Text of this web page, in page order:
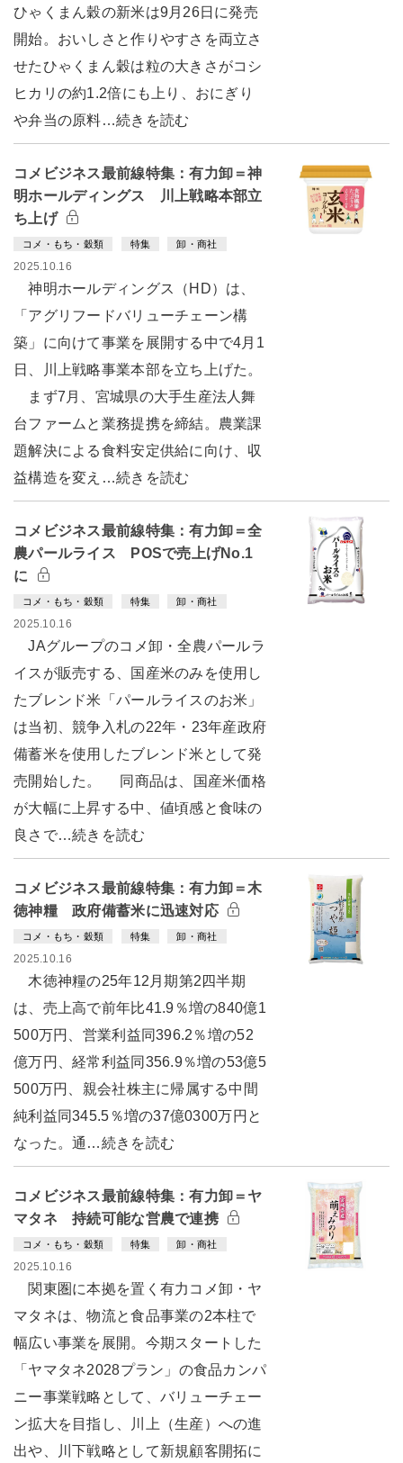
ひゃくまん穀の新米は9月26日に発売
開始。おいしさと作りやすさを両立さ
せたひゃくまん穀は粒の大きさがコシ
ヒカリの約1.2倍にも上り、おにぎり
や弁当の原料…続きを読む
コメビジネス最前線特集：有力卸＝神
明ホールディングス 川上戦略本部立
ち上げ
コメ・もち・穀類 特集 卸・商社
2025.10.16
神明ホールディングス（HD）は、
「アグリフードバリューチェーン構
築」に向けて事業を展開する中で4月1
日、川上戦略事業本部を立ち上げた。
まず7月、宮城県の大手生産法人舞
台ファームと業務提携を締結。農業課
題解決による食料安定供給に向け、収
益構造を変え…続きを読む
コメビジネス最前線特集：有力卸＝全
農パールライス POSで売上げNo.1
に
コメ・もち・穀類 特集 卸・商社
2025.10.16
JAグループのコメ卸・全農パールラ
イスが販売する、国産米のみを使用し
たブレンド米「パールライスのお米」
は当初、競争入札の22年・23年産政府
備蓄米を使用したブレンド米として発
売開始した。 同商品は、国産米価格
が大幅に上昇する中、値頃感と食味の
良さで…続きを読む
コメビジネス最前線特集：有力卸＝木
徳神糧 政府備蓄米に迅速対応
コメ・もち・穀類 特集 卸・商社
2025.10.16
木徳神糧の25年12月期第2四半期
は、売上高で前年比41.9％増の840億1
500万円、営業利益同396.2％増の52
億万円、経常利益同356.9％増の53億5
500万円、親会社株主に帰属する中間
純利益同345.5％増の37億0300万円と
なった。通…続きを読む
コメビジネス最前線特集：有力卸＝ヤ
マタネ 持続可能な営農で連携
コメ・もち・穀類 特集 卸・商社
2025.10.16
関東圏に本拠を置く有力コメ卸・ヤ
マタネは、物流と食品事業の2本柱で
幅広い事業を展開。今期スタートした
「ヤマタネ2028プラン」の食品カンパ
ニー事業戦略として、バリューチェー
ン拡大を目指し、川上（生産）への進
出や、川下戦略として新規顧客開拓に